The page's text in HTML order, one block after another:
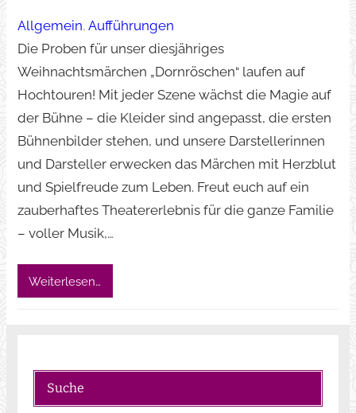
Allgemein, Aufführungen
Die Proben für unser diesjähriges
Weihnachtsmärchen „Dornröschen“ laufen auf
Hochtouren! Mit jeder Szene wächst die Magie auf
der Bühne – die Kleider sind angepasst, die ersten
Bühnenbilder stehen, und unsere Darstellerinnen
und Darsteller erwecken das Märchen mit Herzblut
und Spielfreude zum Leben. Freut euch auf ein
zauberhaftes Theatererlebnis für die ganze Familie
– voller Musik,…
Weiterlesen…
Suche